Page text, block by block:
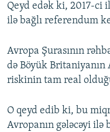
Qeyd edək ki, 2017-ci
ilə bağlı referendum
Avropa Şurasının
də Böyük
riskinin tam real
O qeyd edib ki, bu
Avropanın gələcəyi ilə